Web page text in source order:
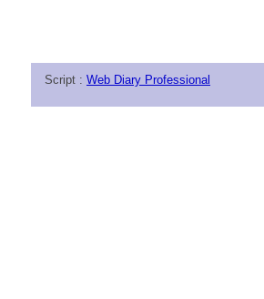
Script : Web Diary Professional